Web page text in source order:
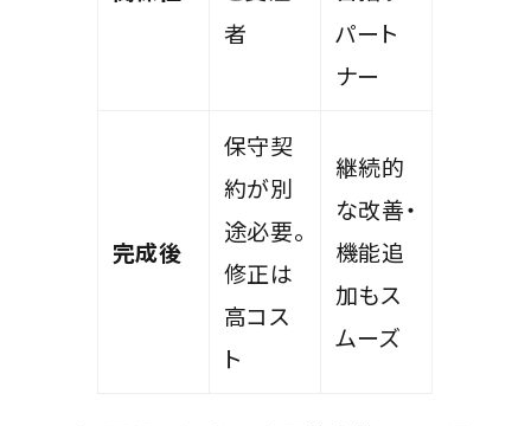
者
パート
ナー
完成後
保守契
約が別
途必要。
修正は
高コス
ト
継続的
な改善・
機能追
加もス
ムーズ